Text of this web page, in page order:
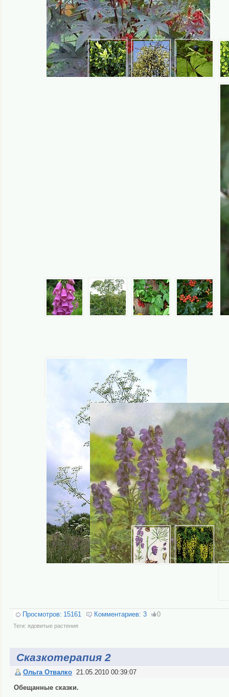
Просмотров: 15161 Комментариев: 3 0
Теги: ядовитые растения
Сказкотерапия 2
Ольга Отвалко 21.05.2010 00:39:07
Обещанные сказки.